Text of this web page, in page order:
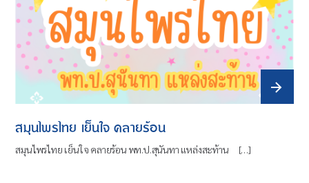
สมุนไพรไทย เย็นใจ คลายร้อน
สมุนไพรไทย เย็นใจ คลายร้อน พท.ป.สุนันทา แหล่งสะท้าน […]